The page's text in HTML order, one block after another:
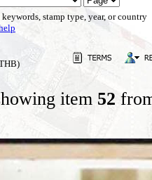
stamp type, year, or country
item 52